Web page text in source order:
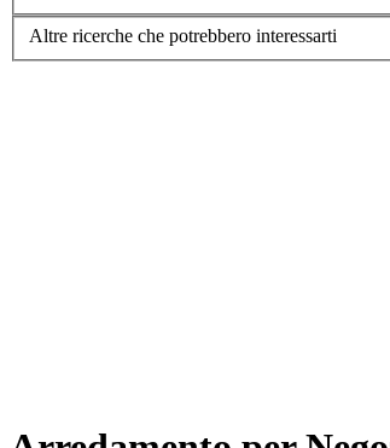
Altre ricerche che potrebbero interessarti